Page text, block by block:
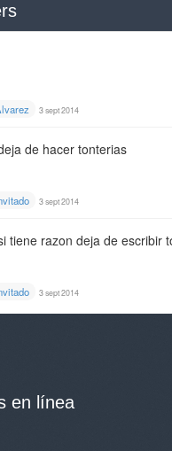
3 sept 2014
de hacer tonterias
3 sept 2014
tiene razon deja de escribir
3 sept 2014
en línea